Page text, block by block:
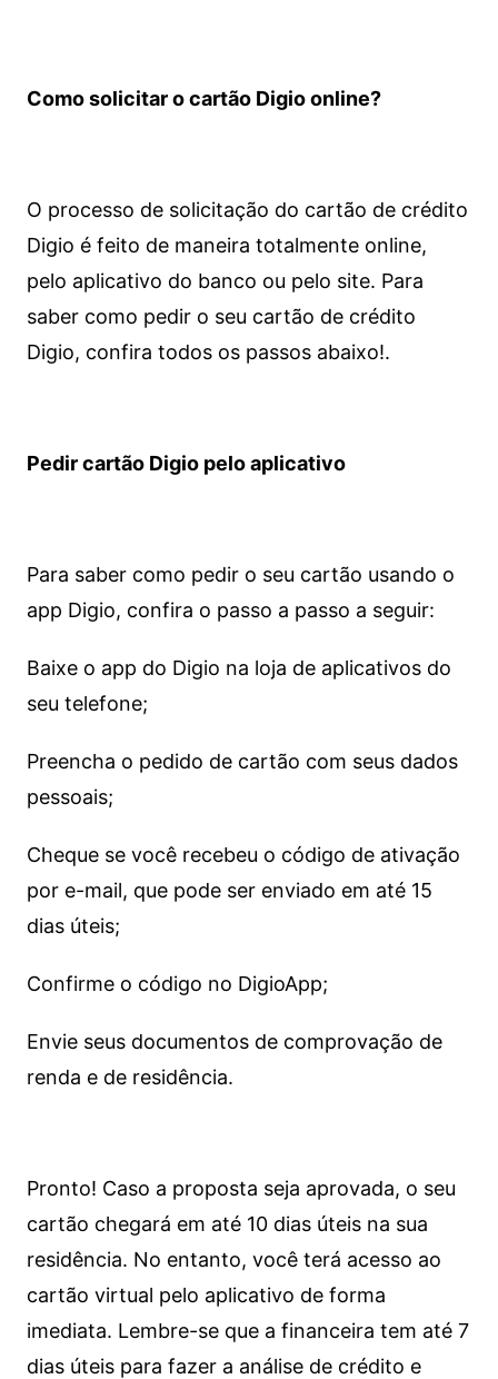
Como solicitar o cartão Digio online?
O processo de solicitação do cartão de crédito
Digio é feito de maneira totalmente online,
pelo aplicativo do banco ou pelo site. Para
saber como pedir o seu cartão de crédito
Digio, confira todos os passos abaixo!.
Pedir cartão Digio pelo aplicativo
Para saber como pedir o seu cartão usando o
app Digio, confira o passo a passo a seguir:
Baixe o app do Digio na loja de aplicativos do
seu telefone;
Preencha o pedido de cartão com seus dados
pessoais;
Cheque se você recebeu o código de ativação
por e-mail, que pode ser enviado em até 15
dias úteis;
Confirme o código no DigioApp;
Envie seus documentos de comprovação de
renda e de residência.
Pronto! Caso a proposta seja aprovada, o seu
cartão chegará em até 10 dias úteis na sua
residência. No entanto, você terá acesso ao
cartão virtual pelo aplicativo de forma
imediata. Lembre-se que a financeira tem até 7
dias úteis para fazer a análise de crédito e